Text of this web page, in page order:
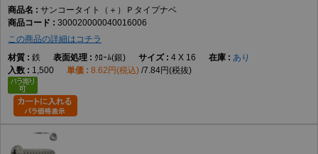
サンコータイト（＋）Ｐタイプナベ
300020000040016006
この商品の詳細はコチラ
鉄
ｸﾛｰﾑ(銀) 4 X 16
あり
1,500
8.62円(税込) 7.84円(税抜)